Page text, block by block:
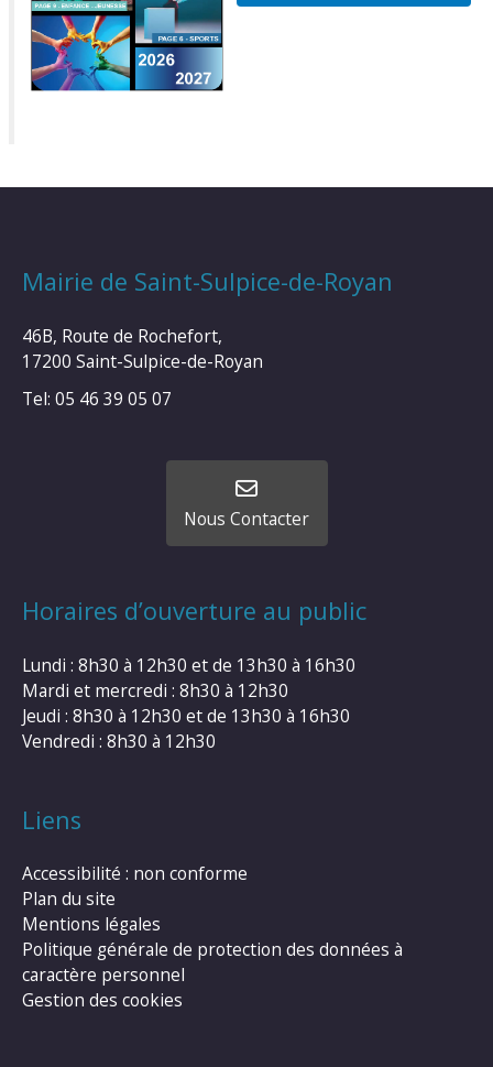
Mairie de Saint-Sulpice-de-Royan
46B, Route de Rochefort,
17200 Saint-Sulpice-de-Royan
Tel: 05 46 39 05 07
Nous Contacter
Horaires d’ouverture au public
Lundi : 8h30 à 12h30 et de 13h30 à 16h30
Mardi et mercredi : 8h30 à 12h30
Jeudi : 8h30 à 12h30 et de 13h30 à 16h30
Vendredi : 8h30 à 12h30
Liens
Accessibilité : non conforme
Plan du site
Mentions légales
Politique générale de protection des données à
caractère personnel
Gestion des cookies